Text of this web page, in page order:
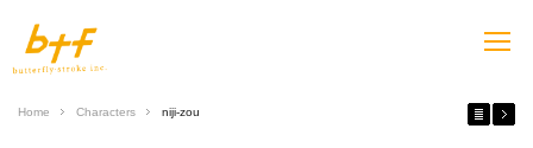
Home Characters niji-zou